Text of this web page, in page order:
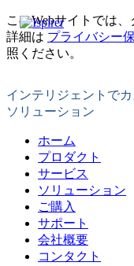
このWebサイトでは
詳細は プライバシー
照ください。
インテリジェントで
ソリューション
ホーム
プロダクト
サービス
ソリューション
ご購入
サポート
会社概要
コンタクト